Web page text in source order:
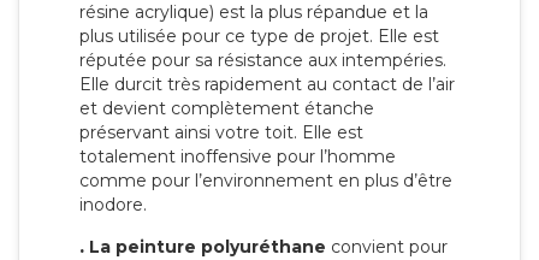
résine acrylique) est la plus répandue et la
plus utilisée pour ce type de projet. Elle est
réputée pour sa résistance aux intempéries.
Elle durcit très rapidement au contact de l’air
et devient complètement étanche
préservant ainsi votre toit. Elle est
totalement inoffensive pour l’homme
comme pour l’environnement en plus d’être
inodore.
. La peinture polyuréthane convient pour